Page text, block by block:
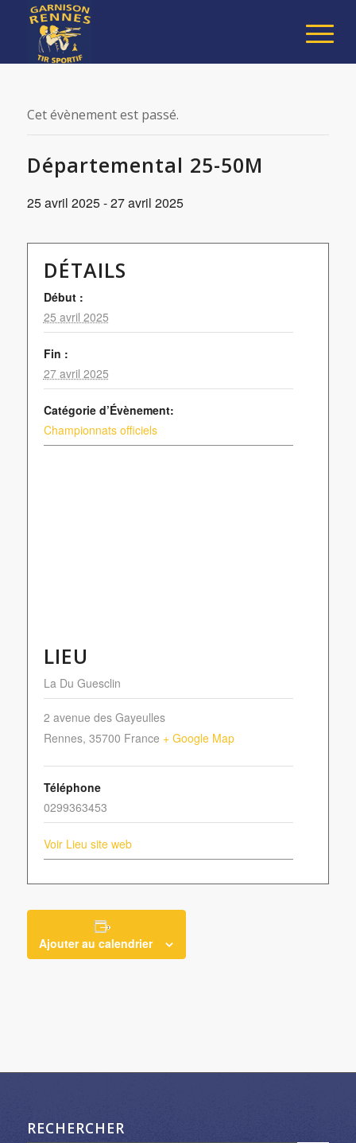
Cet évènement est passé.
Départemental 25-50M
25 avril 2025-27 avril 2025
DÉTAILS
Début :
25 avril 2025
Fin :
27 avril 2025
Catégorie d’Évènement:
Championnats officiels
LIEU
La Du Guesclin
2 avenue des Gayeulles
Rennes, 35700 France + Google Map
Téléphone
0299363453
Voir Lieu site web
Ajouter au calendrier
RECHERCHER